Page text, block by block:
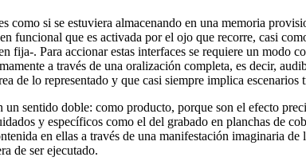
como si se estuviera almacenando en una memoria
funcional que es activada por el ojo que recorre, casi
. Para accionar estas interfaces se requiere un modo
a través de una oralización completa, es decir,
de lo representado y que casi siempre implica escenarios
sentido doble: como producto, porque son el efecto
y específicos como el del grabado en planchas de
en ellas a través de una manifestación imaginaria de
de ser ejecutado.